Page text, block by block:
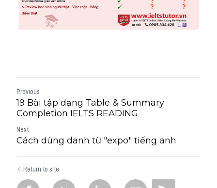
Previous
19 Bài tập dạng Table & Summary
Completion IELTS READING
Next
Cách dùng danh từ "expo" tiếng anh
Return to site